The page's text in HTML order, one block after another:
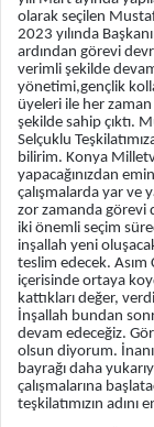
olarak seçilen
2023 yılında
ardından görevi
verimli şekilde
yönetimi,gençlik
üyeleri ile her
şekilde sahip çıktı.
Selçuklu
bilirim. Konya
yapacağınızdan
çalışmalarda yar ve
zor zamanda görevi
iki önemli seçim
inşallah yeni
teslim edecek. Asım
içerisinde ortaya
kattıkları değer,
İnşallah bundan
devam edeceğiz.
olsun diyorum.
bayrağı daha
çalışmalarına
teşkilatımızın adını